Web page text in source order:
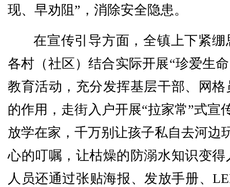
现、早劝阻”，消除安全隐患。
在宣传引导方面，全镇上下紧绷
各村（社区）结合实际开展“珍爱生
教育活动，充分发挥基层干部、网
的作用，走街入户开展“拉家常”式宣
放学在家，千万别让孩子私自去河边
心的叮嘱，让枯燥的防溺水知识变
人员还通过张贴海报、发放手册、